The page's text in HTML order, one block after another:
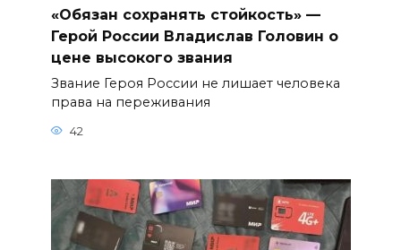
«Обязан сохранять стойкость» —
Герой России Владислав Головин о
цене высокого звания
Звание Героя России не лишает человека
права на переживания
42